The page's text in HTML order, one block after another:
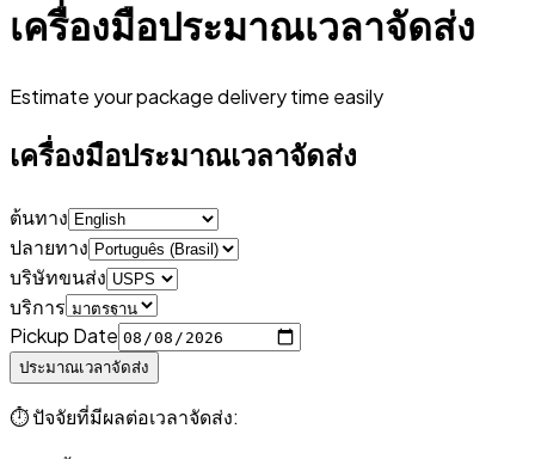
เครื่องมือประมาณเวลาจัดส่ง
Estimate your package delivery time easily
เครื่องมือประมาณเวลาจัดส่ง
ต้นทาง
ปลายทาง
บริษัทขนส่ง
บริการ
Pickup Date
ประมาณเวลาจัดส่ง
⏱️ปัจจัยที่มีผลต่อเวลาจัดส่ง: